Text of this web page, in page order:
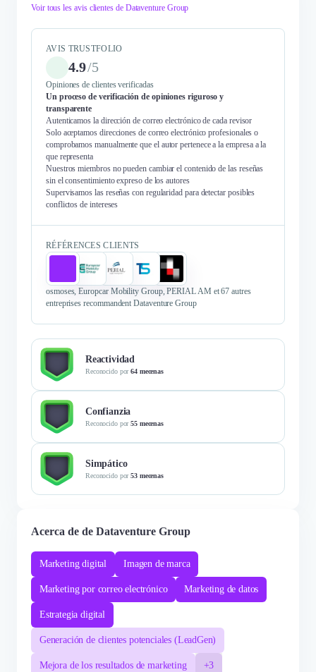
Voir tous les avis clientes de Dataventure Group
AVIS TRUSTFOLIO
4.9/5
Opiniones de clientes verificadas
Un proceso de verificación de opiniones riguroso y
transparente
Autenticamos la dirección de correo electrónico de cada revisor
Solo aceptamos direcciones de correo electrónico profesionales o
comprobamos manualmente que el autor pertenece a la empresa a la
que representa
Nuestros miembros no pueden cambiar el contenido de las reseñas
sin el consentimiento expreso de los autores
Supervisamos las reseñas con regularidad para detectar posibles
conflictos de intereses
RÉFÉRENCES CLIENTS
osmoses, Europcar Mobility Group, PERIAL AM et 67 autres
entreprises recommandent Dataventure Group
Reactividad
Reconocido por64 mecenas
Confianzia
Reconocido por55 mecenas
Simpático
Reconocido por53 mecenas
Acerca de de Dataventure Group
Marketing digital Imagen de marca
Marketing por correo electrónico Marketing de datos
Estrategia digital
Generación de clientes potenciales (LeadGen)
Mejora de los resultados de marketing +3